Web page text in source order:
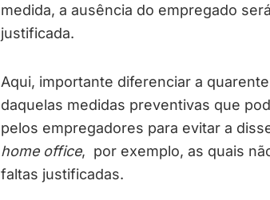
medida, a ausência do empregado
justificada.
Aqui, importante diferenciar a
daquelas medidas preventivas que
pelos empregadores para evitar a
home office, por exemplo, as quais
faltas justificadas.